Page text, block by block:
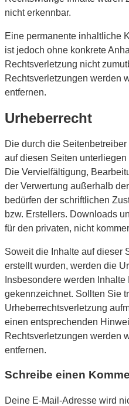
nicht erkennbar.
Eine permanente inhaltliche
ist jedoch ohne konkrete
Rechtsverletzung nicht
Rechtsverletzungen werden
entfernen.
Urheberrecht
Die durch die
auf diesen Seiten
Die Vervielfältigung,
der Verwertung außerhalb
bedürfen der schriftlichen
bzw. Erstellers. Downloads
für den privaten, nicht
Soweit die Inhalte auf dieser
erstellt wurden, werden die
Insbesondere werden
gekennzeichnet. Sollten Sie
Urheberrechtsverletzung
einen entsprechenden
Rechtsverletzungen werden
entfernen.
Schreibe einen
Deine E-Mail-Adresse wird